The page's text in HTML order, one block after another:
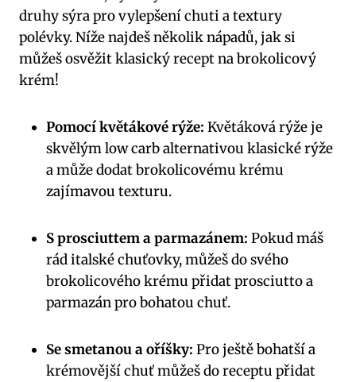
druhy sýra pro vylepšení chuti a textury
polévky. Níže najdeš několik nápadů, jak si
můžeš osvěžit klasický recept na brokolicový
krém!
Pomocí květákové rýže: Květáková rýže je
skvělým low carb alternativou klasické rýže
a může dodat brokolicovému krému
zajímavou texturu.
S prosciuttem a parmazánem: Pokud máš
rád italské chuťovky, můžeš do svého
brokolicového krému přidat prosciutto a
parmazán pro bohatou chuť.
Se smetanou a oříšky: Pro ještě bohatší a
krémovější chuť můžeš do receptu přidat